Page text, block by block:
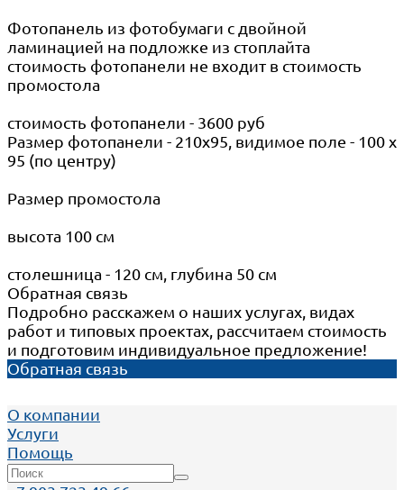
Фотопанель из фотобумаги с двойной
ламинацией на подложке из стоплайта
стоимость фотопанели не входит в стоимость
промостола
стоимость фотопанели - 3600 руб
Размер фотопанели - 210х95, видимое поле - 100 х
95 (по центру)
Размер промостола
высота 100 см
столешница - 120 см, глубина 50 см
Обратная связь
Подробно расскажем о наших услугах, видах
работ и типовых проектах, рассчитаем стоимость
и подготовим индивидуальное предложение!
Обратная связь
О компании
Услуги
Помощь